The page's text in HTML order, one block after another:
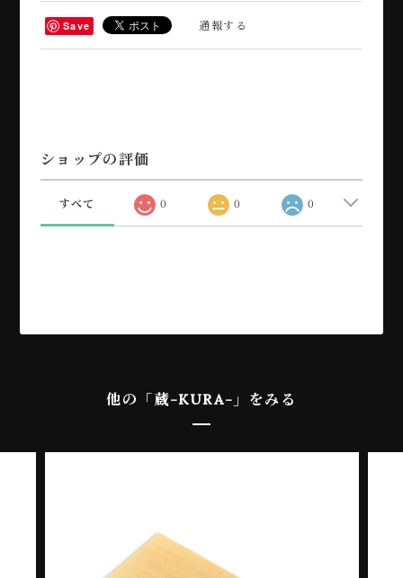
Save 通報する
ショップの評価
すべて 0 0 0
他の「蔵-KURA-」をみる